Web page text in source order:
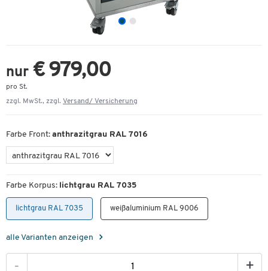
nur € 979,00
pro St.
zzgl. MwSt., zzgl. Versand/ Versicherung
Farbe Front: anthrazitgrau RAL 7016
Farbe Korpus: lichtgrau RAL 7035
lichtgrau RAL 7035 weißaluminium RAL 9006
alle Varianten anzeigen
- +